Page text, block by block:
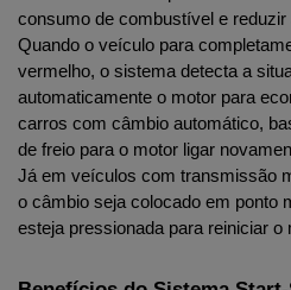
consumo de combustível e
Quando o veículo para
vermelho, o sistema detecta a
automaticamente o motor para
carros com câmbio automático,
de freio para o motor ligar
Já em veículos com transmissão
o câmbio seja colocado em ponto
esteja pressionada para reiniciar o